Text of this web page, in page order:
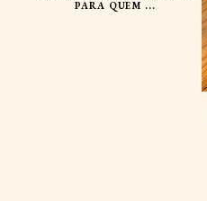
PARA QUEM ...